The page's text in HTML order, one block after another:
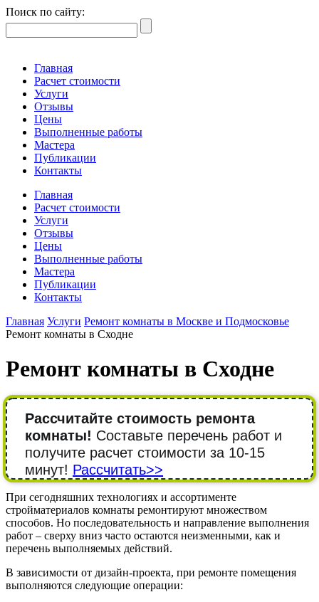
Поиск по сайту:
Главная
Расчет стоимости
Услуги
Отзывы
Цены
Выполненные работы
Мастера
Публикации
Контакты
Главная
Расчет стоимости
Услуги
Отзывы
Цены
Выполненные работы
Мастера
Публикации
Контакты
Главная Услуги Ремонт комнаты в Москве и Подмосковье
Ремонт комнаты в Сходне
Ремонт комнаты в Сходне
Рассчитайте стоимость ремонта
комнаты! Составьте перечень работ и
получите расчет стоимости за 10-15
минут! Рассчитать>>
При сегодняшних технологиях и ассортименте
стройматериалов комнаты ремонтируют множеством
способов. Но последовательность и направление выполнения
работ – сверху вниз часто остаются неизменными, как и
перечень выполняемых действий.
В зависимости от дизайн-проекта, при ремонте помещения
выполняются следующие операции: